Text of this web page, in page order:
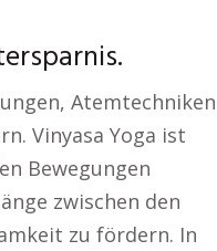
Atemtechniken
Vinyasa Yoga ist
Bewegungen
zwischen den
zu fördern. In